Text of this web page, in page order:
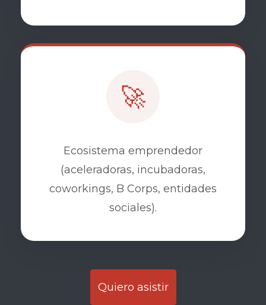
🚀
Ecosistema emprendedor
(aceleradoras, incubadoras,
coworkings, B Corps, entidades
sociales).
Quiero asistir